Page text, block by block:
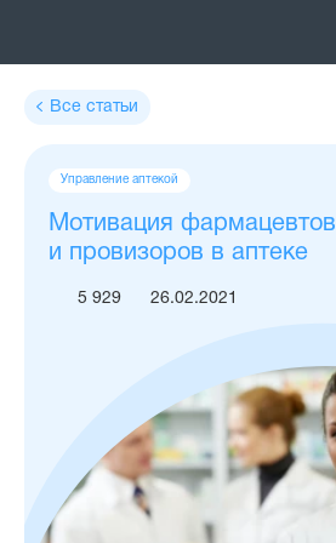
Все статьи
Мотивация фармацевтов
и провизоров в аптеке
Теги
Управление аптекой
5 929 26.02.2021